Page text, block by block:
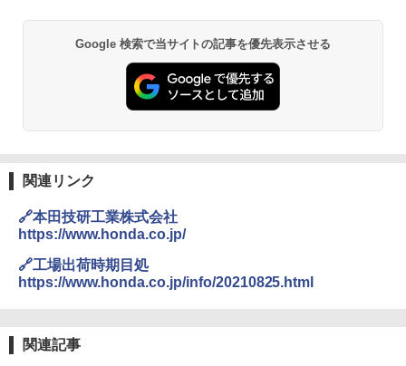
Google 検索で当サイトの記事を優先表示させる
関連リンク
🔗本田技研工業株式会社
https://www.honda.co.jp/
🔗工場出荷時期目処
https://www.honda.co.jp/info/20210825.html
関連記事